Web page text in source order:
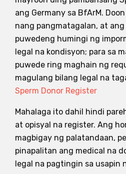
ang Germany sa BfArM.
nang pangmatagalan, at
puwedeng humingi ng
legal na kondisyon; para sa
puwede ring maghain ng
magulang bilang legal na
Sperm Donor Register
Mahalaga ito dahil hindi
at opisyal na register. Ang
magbigay ng palatandaan,
pinapalitan ang medical na
legal na pagtingin sa usapin